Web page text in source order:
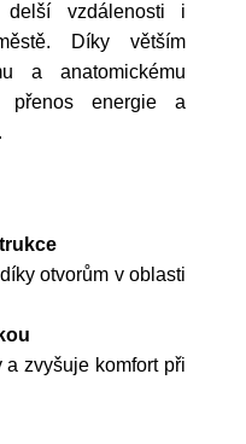
vzdálenosti i
Díky větším
a anatomickému
přenos energie a
otvorům v oblasti
zvyšuje komfort při